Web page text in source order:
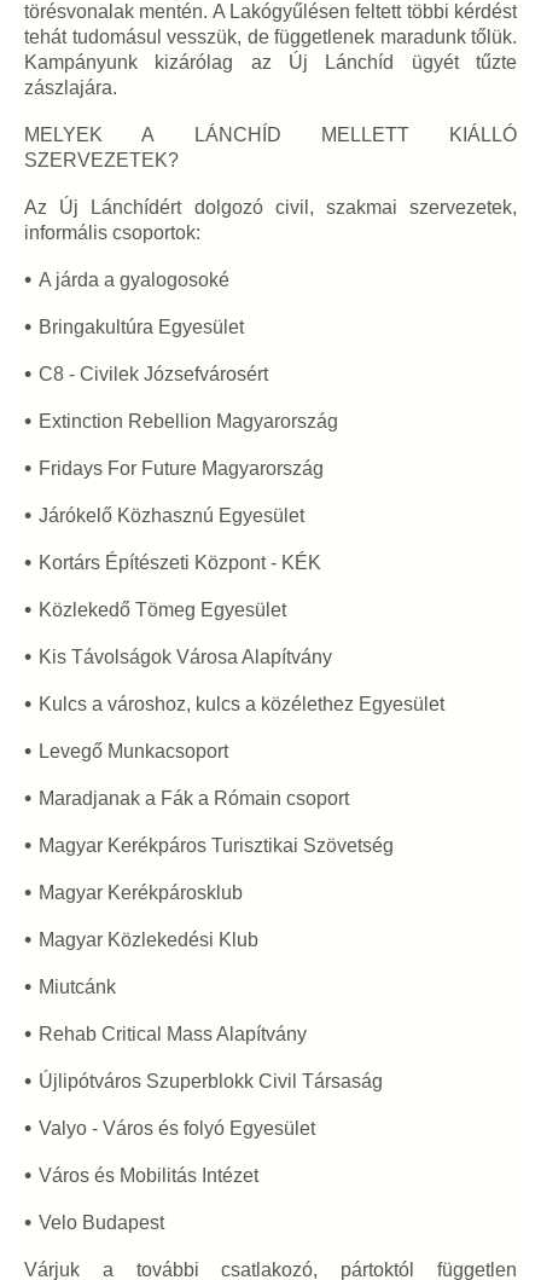
törésvonalak mentén. A Lakógyűlésen feltett többi kérdést
tehát tudomásul vesszük, de függetlenek maradunk tőlük.
Kampányunk kizárólag az Új Lánchíd ügyét tűzte
zászlajára.
MELYEK A LÁNCHÍD MELLETT KIÁLLÓ
SZERVEZETEK?
Az Új Lánchídért dolgozó civil, szakmai szervezetek,
informális csoportok:
A járda a gyalogosoké
Bringakultúra Egyesület
C8 - Civilek Józsefvárosért
Extinction Rebellion Magyarország
Fridays For Future Magyarország
Járókelő Közhasznú Egyesület
Kortárs Építészeti Központ - KÉK
Közlekedő Tömeg Egyesület
Kis Távolságok Városa Alapítvány
Kulcs a városhoz, kulcs a közélethez Egyesület
Levegő Munkacsoport
Maradjanak a Fák a Rómain csoport
Magyar Kerékpáros Turisztikai Szövetség
Magyar Kerékpárosklub
Magyar Közlekedési Klub
Miutcánk
Rehab Critical Mass Alapítvány
Újlipótváros Szuperblokk Civil Társaság
Valyo - Város és folyó Egyesület
Város és Mobilitás Intézet
Velo Budapest
Várjuk a további csatlakozó, pártoktól független